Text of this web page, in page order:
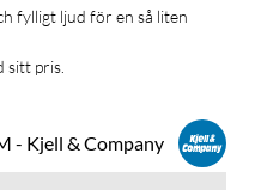
tag än högtalarna i
för tas med och
så att den tål stötar bra
att den tål vatten från
sitt pris.
- Kjell & Company